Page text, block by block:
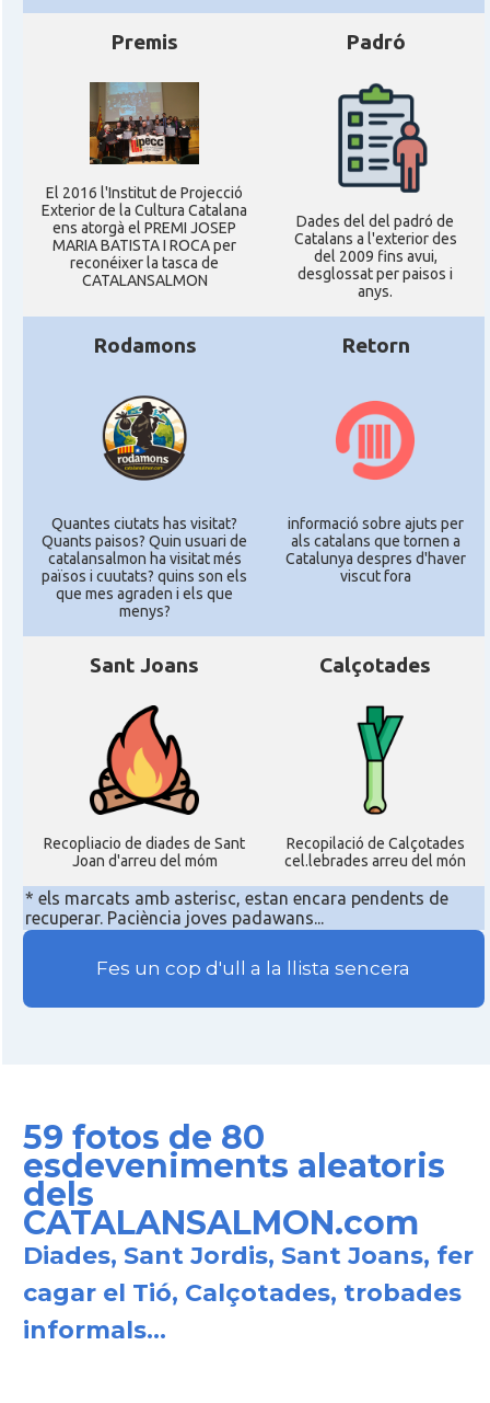
Premis
El 2016 l'Institut de Projecció
Exterior de la Cultura Catalana
ens atorgà el PREMI JOSEP
MARIA BATISTA I ROCA per
reconéixer la tasca de
CATALANSALMON
Padró
Dades del del padró de
Catalans a l'exterior des
del 2009 fins avui,
desglossat per paisos i
anys.
Rodamons
Quantes ciutats has visitat?
Quants paisos? Quin usuari de
catalansalmon ha visitat més
països i cuutats? quins son els
que mes agraden i els que
menys?
Retorn
informació sobre ajuts per
als catalans que tornen a
Catalunya despres d'haver
viscut fora
Sant Joans
Recopliacio de diades de Sant
Joan d'arreu del móm
Calçotades
Recopilació de Calçotades
cel.lebrades arreu del món
* els marcats amb asterisc, estan encara pendents de
recuperar. Paciència joves padawans...
Fes un cop d'ull a la llista sencera
59 fotos de 80
esdeveniments aleatoris
dels
CATALANSALMON.com
Diades, Sant Jordis, Sant Joans, fer
cagar el Tió, Calçotades, trobades
informals...